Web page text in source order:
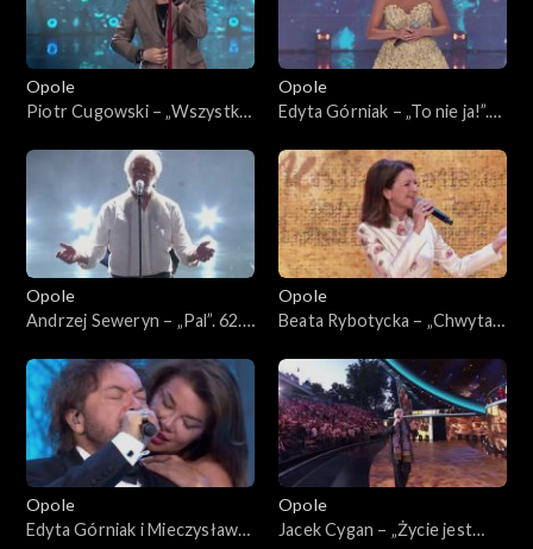
Opole
Piotr Cugowski – „Wszystko
Koncert „Trzy ćwiartki Jacka
Opole
Edyta Górniak – „To nie ja!”.
ćwiartki Jacka Cygana”
Opole
Andrzej Seweryn – „Pal”. 62.
ćwiartki Jacka Cygana”
Opole
Beata Rybotycka – „Chwytaj
„Trzy ćwiartki Jacka Cygana”
Opole
Edyta Górniak i Mieczysław
Opole
Jacek Cygan – „Życie jest